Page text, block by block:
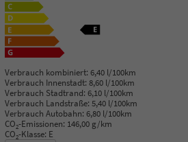
Verbrauch kombiniert: 6,40 l/100km
Verbrauch Innenstadt: 8,60 l/100km
Verbrauch Stadtrand: 6,10 l/100km
Verbrauch Landstraße: 5,40 l/100km
Verbrauch Autobahn: 6,80 l/100km
CO2-Emissionen: 146,00 g/km
CO2-Klasse: E